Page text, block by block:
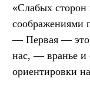
«Слабых
соображениями
— Первая — это
нас, — вранье и
ориентировки